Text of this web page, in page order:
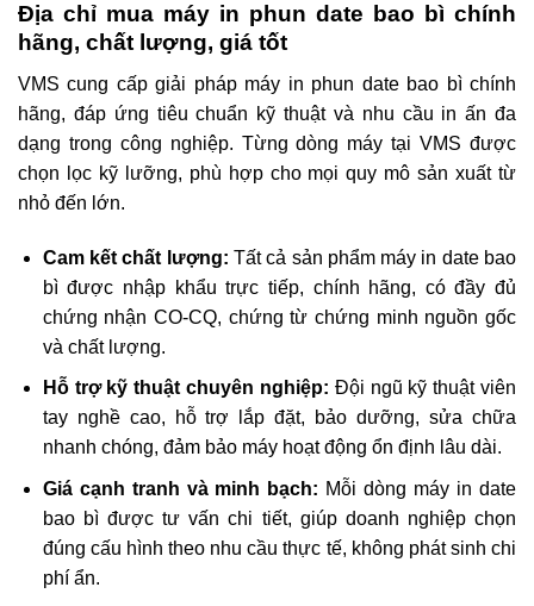
Địa chỉ mua máy in phun date bao bì chính
hãng, chất lượng, giá tốt
VMS cung cấp giải pháp máy in phun date bao bì chính
hãng, đáp ứng tiêu chuẩn kỹ thuật và nhu cầu in ấn đa
dạng trong công nghiệp. Từng dòng máy tại VMS được
chọn lọc kỹ lưỡng, phù hợp cho mọi quy mô sản xuất từ
nhỏ đến lớn.
Cam kết chất lượng: Tất cả sản phẩm máy in date bao
bì được nhập khẩu trực tiếp, chính hãng, có đầy đủ
chứng nhận CO-CQ, chứng từ chứng minh nguồn gốc
và chất lượng.
Hỗ trợ kỹ thuật chuyên nghiệp: Đội ngũ kỹ thuật viên
tay nghề cao, hỗ trợ lắp đặt, bảo dưỡng, sửa chữa
nhanh chóng, đảm bảo máy hoạt động ổn định lâu dài.
Giá cạnh tranh và minh bạch: Mỗi dòng máy in date
bao bì được tư vấn chi tiết, giúp doanh nghiệp chọn
đúng cấu hình theo nhu cầu thực tế, không phát sinh chi
phí ẩn.